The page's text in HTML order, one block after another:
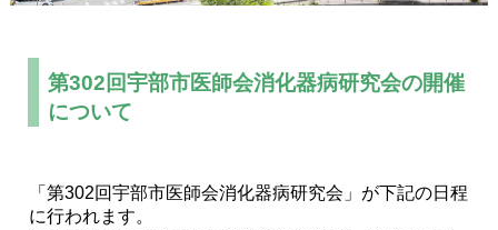
第302回宇部市医師会消化器病研究会の開催
について
「第302回宇部市医師会消化器病研究会」が下記の日程
に行われます。